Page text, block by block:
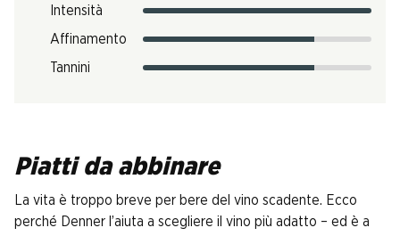
Intensità
Affinamento
Tannini
Piatti da abbinare
La vita è troppo breve per bere del vino scadente. Ecco
perché Denner l’aiuta a scegliere il vino più adatto – ed è a